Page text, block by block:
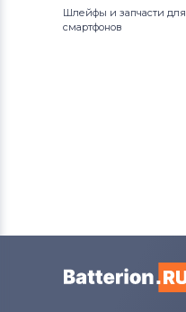
Шлейфы и запчасти для
смартфонов